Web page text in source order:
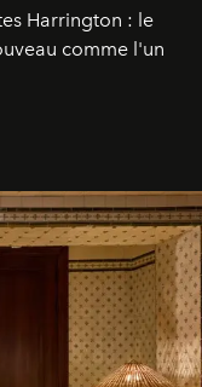
Harrington : le
comme l'un